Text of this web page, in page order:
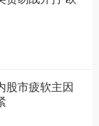
股市疲软主因